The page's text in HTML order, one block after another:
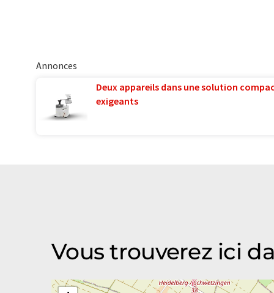
Annonces
Deux appareils dans une solution
exigeants
Vous trouverez ici